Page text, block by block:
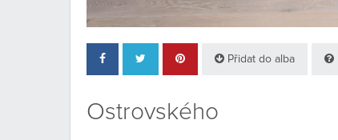
Přidat do alba
Ostrovského